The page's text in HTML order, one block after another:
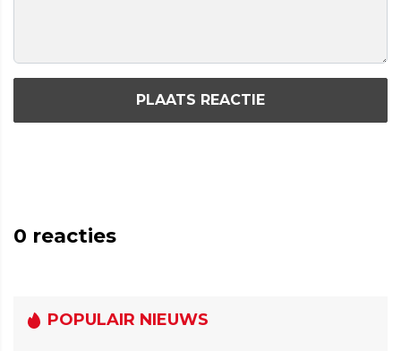
PLAATS REACTIE
0 reacties
POPULAIR NIEUWS